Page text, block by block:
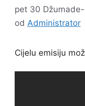
pet 30
od Administrator
Cijelu emisiju